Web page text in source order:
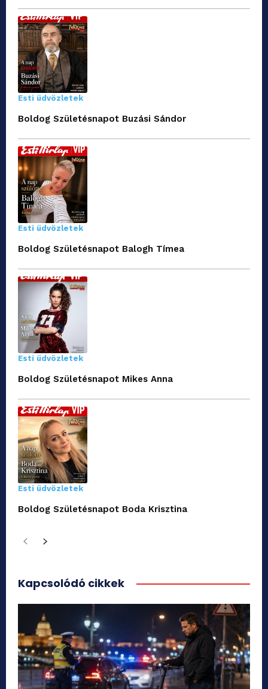
Esti üdvözletek
Boldog Születésnapot Buzási Sándor
Esti üdvözletek
Boldog Születésnapot Balogh Tímea
Esti üdvözletek
Boldog Születésnapot Mikes Anna
Esti üdvözletek
Boldog Születésnapot Boda Krisztina
Kapcsolódó cikkek